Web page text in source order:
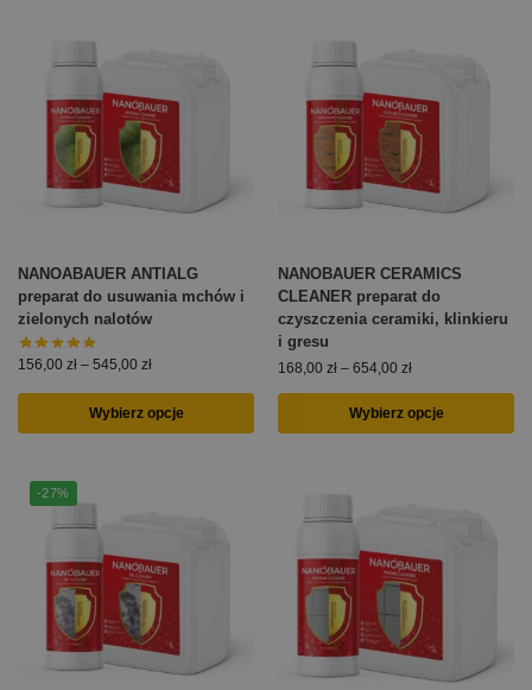
NANOABAUER ANTIALG
preparat do usuwania mchów i
zielonych nalotów
156,00 zł – 545,00 zł
Wybierz opcje
NANOBAUER CERAMICS
CLEANER preparat do
czyszczenia ceramiki, klinkieru
i gresu
168,00 zł – 654,00 zł
Wybierz opcje
-27%